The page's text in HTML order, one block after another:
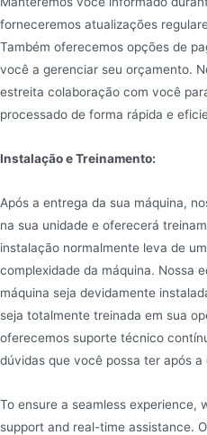
forneceremos atualizações
Também oferecemos opções de
você a gerenciar seu orçamento.
estreita colaboração com você
processado de forma rápida e
Instalação e Treinamento:
Após a entrega da sua máquina,
na sua unidade e oferecerá
instalação normalmente leva de
complexidade da máquina. Nossa
máquina seja devidamente
seja totalmente treinada em sua
oferecemos suporte técnico
dúvidas que você possa ter após
To ensure a seamless experience,
support and real-time assistance.